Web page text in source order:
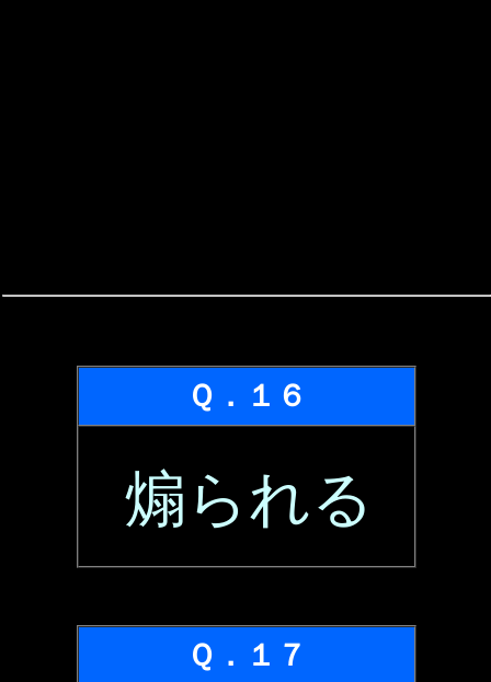
Ｑ．１６
煽られる
Ｑ．１７